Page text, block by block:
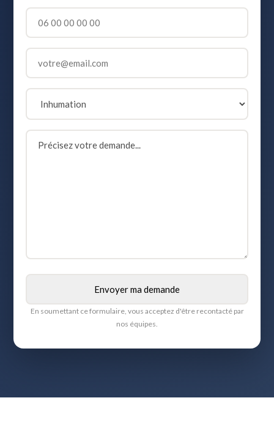
En soumettant ce formulaire, vous acceptez d'être recontacté par
nos équipes.